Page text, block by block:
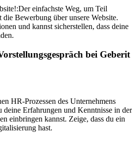
Der einfachste Weg, um Teil
die Bewerbung über unsere Website.
und kannst sicherstellen, dass deine
bei Geberit
HR-Prozessen des Unternehmens
Erfahrungen und Kenntnisse in der
einbringen kannst. Zeige, dass du ein
hast.